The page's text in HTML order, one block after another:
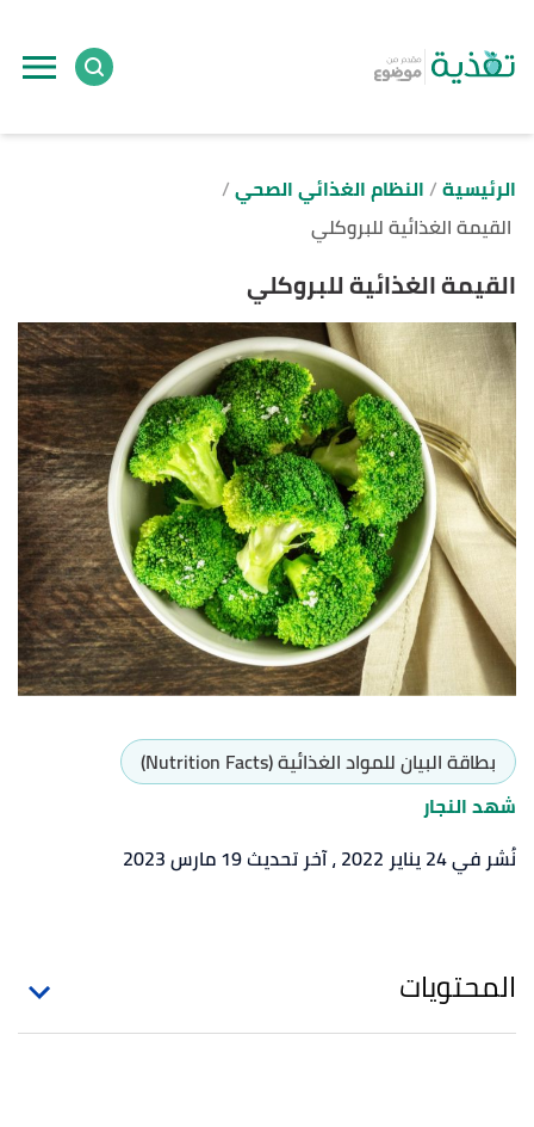
الرئيسية النظام الغذائي الصحي
القيمة الغذائية للبروكلي
القيمة الغذائية للبروكلي
بطاقة البيان للمواد الغذائية (Nutrition Facts)
شهد النجار
نُشر في 24 يناير 2022
، آخر تحديث 19 مارس 2023
المحتويات